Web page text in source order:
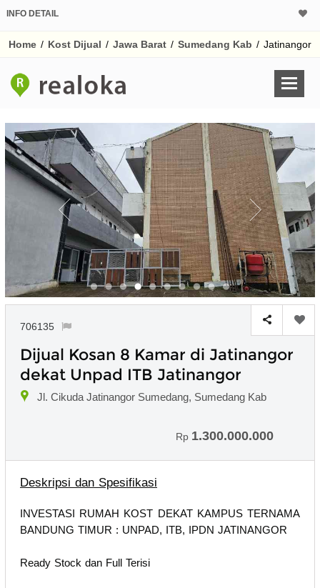
INFO DETAIL
Home / Kost Dijual / Jawa Barat / Sumedang Kab / Jatinangor
706135
Dijual Kosan 8 Kamar di Jatinangor
dekat Unpad ITB Jatinangor
Jl. Cikuda Jatinangor Sumedang, Sumedang Kab
Rp 1.300.000.000
Deskripsi dan Spesifikasi
INVESTASI RUMAH KOST DEKAT KAMPUS TERNAMA
BANDUNG TIMUR : UNPAD, ITB, IPDN JATINANGOR
Ready Stock dan Full Terisi